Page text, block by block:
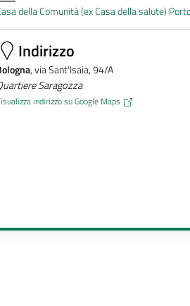
della Comunità (ex Casa della salute)
Indirizzo
, via Sant'Isaia, 94/A
Saragozza
indirizzo su Google Maps